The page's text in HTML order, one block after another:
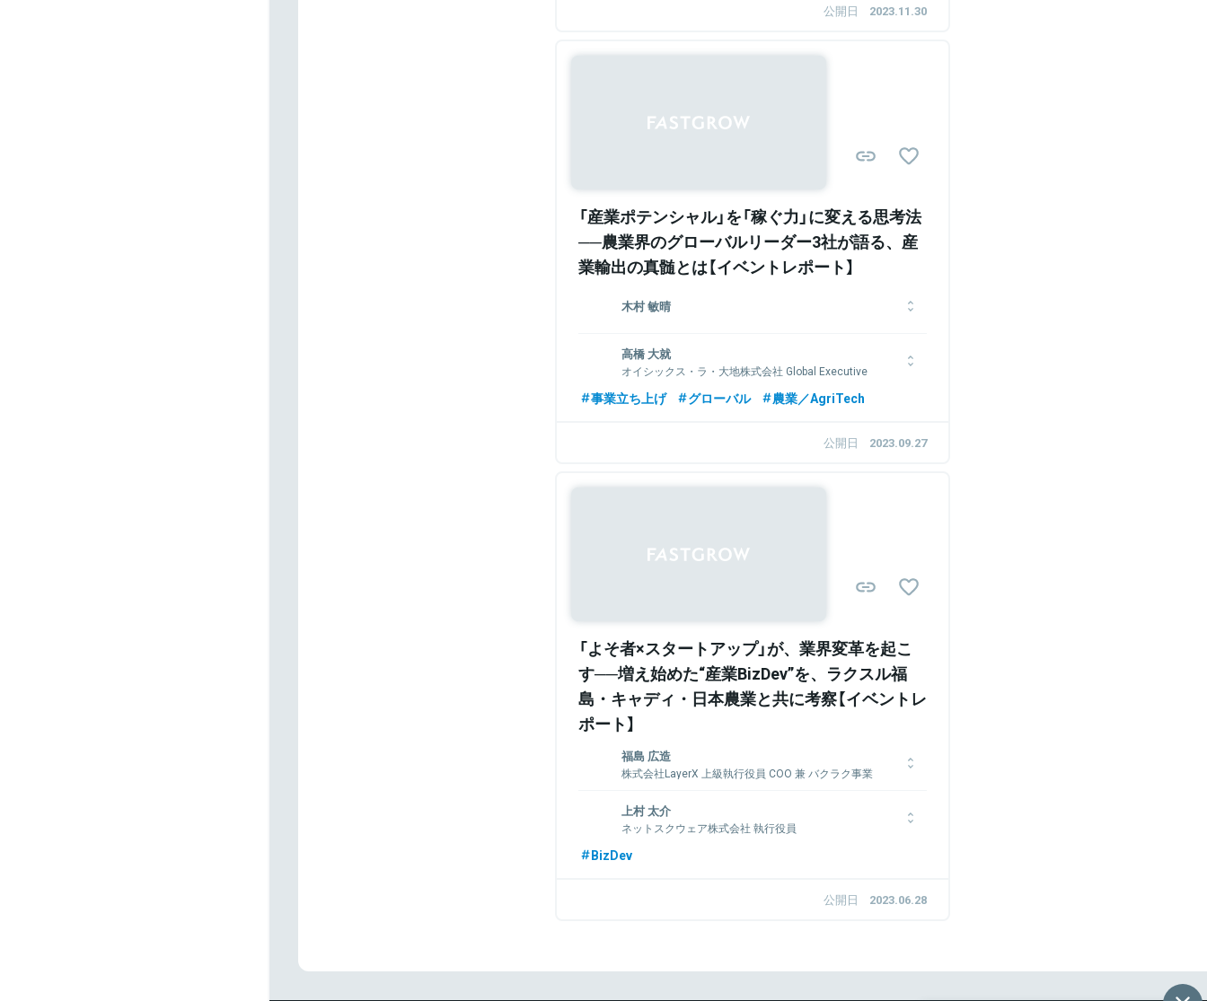
して活動。2016年、株式会社日本農業を設立。公開日 2023.11.30
「産業ポテンシャル」を「稼ぐ力」に変える思考法
──農業界のグローバルリーダー3社が語る、産
業輸出の真髄とは【イベントレポート】
木村 敏晴
関連情報をみる
高橋 大就
オイシックス・ラ・大地株式会社 Global Executive
Officer
事業立ち上げ グローバル 農業／AgriTech
公開日 2023.09.27
「よそ者×スタートアップ」が、業界変革を起こ
す──増え始めた“産業BizDev”を、ラクスル福
島・キャディ・日本農業と共に考察【イベントレ
ポート】
福島 広造
株式会社LayerX 上級執行役員 COO 兼 バクラク事業
ITコンサル会社を経て、ボストン コンサルティング グループ
(BCG)に入社。DX領域を担当。2015年、ラクスル株式会社へ入
社。全社の取締役COO及びRAKSUL事業CEOを務める。2023年か
上村 太介
ネットスクウェア株式会社 執行役員
1981年生まれ。信州大学大学院卒業後、キユーピー株式会社に入
傍ら、オンラインでMBAを取得。2020年4月にラクスル株式会社
BizDev
公開日 2023.06.28